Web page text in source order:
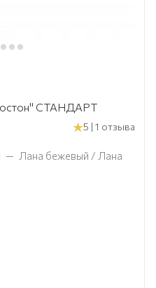
СТАНДАРТ
5 | 1 отзыва
— Лана бежевый / Лана